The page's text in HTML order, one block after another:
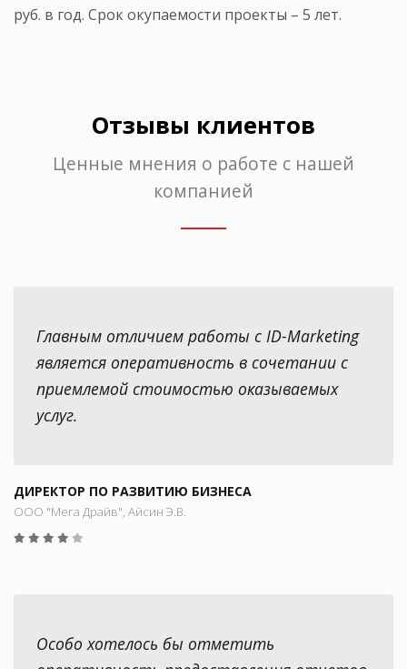
руб. в год. Срок окупаемости проекты – 5 лет.
Отзывы клиентов
Ценные мнения о работе с нашей
компанией
Главным отличием работы с ID-Marketing
является оперативность в сочетании с
приемлемой стоимостью оказываемых
услуг.
ДИРЕКТОР ПО РАЗВИТИЮ БИЗНЕСА
ООО "Мега Драйв", Айсин Э.В.
Особо хотелось бы отметить